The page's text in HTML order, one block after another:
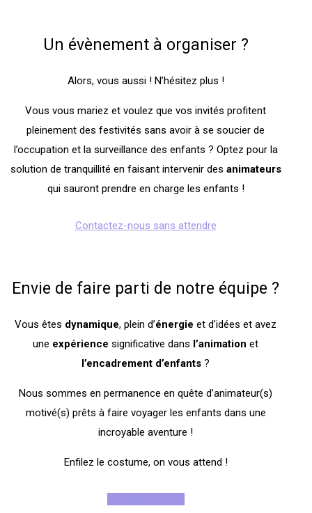
Un évènement à organiser ?
Alors, vous aussi ! N’hésitez plus !
Vous vous mariez et voulez que vos invités profitent
pleinement des festivités sans avoir à se soucier de
l’occupation et la surveillance des enfants ? Optez pour la
solution de tranquillité en faisant intervenir des animateurs
qui sauront prendre en charge les enfants !
Contactez-nous sans attendre
Envie de faire parti de notre équipe ?
Vous êtes dynamique, plein d’énergie et d’idées et avez
une expérience significative dans l’animation et
l’encadrement d’enfants ?
Nous sommes en permanence en quête d’animateur(s)
motivé(s) prêts à faire voyager les enfants dans une
incroyable aventure !
Enfilez le costume, on vous attend !